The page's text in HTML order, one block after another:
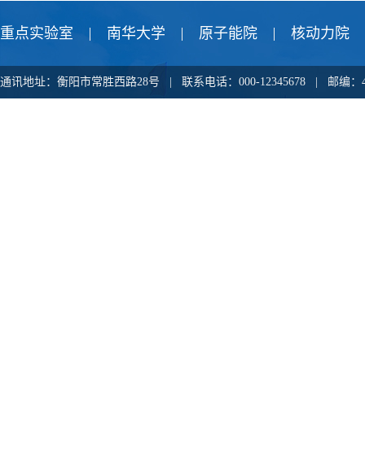
重点实验室 南华大学 原子能院 核动力院
通讯地址：衡阳市常胜西路28号 | 联系电话：000-12345678 | 邮